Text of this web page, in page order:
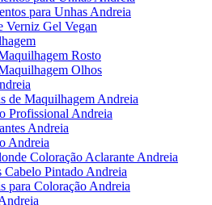
para Unhas Andreia
Verniz Gel Vegan
Rosto
Olhos
de Maquilhagem Andreia
Profissional Andreia
Andreia
Andreia
Coloração Aclarante Andreia
Cabelo Pintado Andreia
para Coloração Andreia